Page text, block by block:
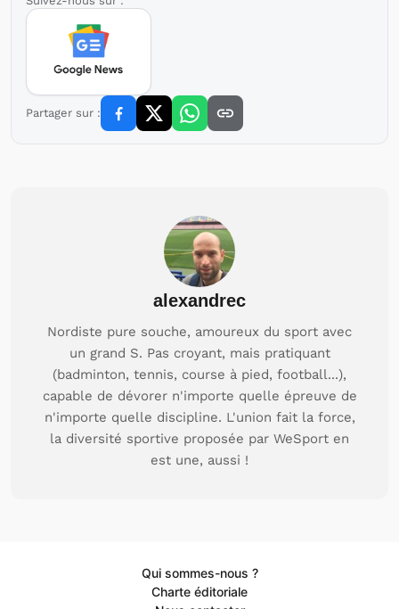
Partager sur :
alexandrec
Nordiste pure souche, amoureux du sport avec
un grand S. Pas croyant, mais pratiquant
(badminton, tennis, course à pied, football...),
capable de dévorer n'importe quelle épreuve de
n'importe quelle discipline. L'union fait la force,
la diversité sportive proposée par WeSport en
est une, aussi !
Qui sommes-nous ?
Charte éditoriale